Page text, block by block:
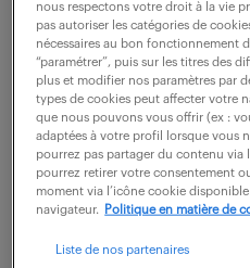
savoir-faire
être
Le secrétaire comptable
nous respectons votre droit à la vie
pas autoriser les catégories de
nécessaires au bon fonctionnement
“paramétrer”, puis sur les titres des
plus et modifier nos paramètres par
types de cookies peut affecter votre
que nous pouvons vous offrir (ex :
adaptées à votre profil lorsque vous
pourrez pas partager du contenu via
pourrez retirer votre consentement
moment via l’icône cookie
navigateur.
Politique en matière de
Liste de nos partenaires